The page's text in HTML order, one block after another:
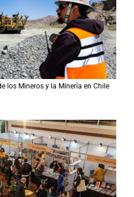
los Mineros y la Minería en Chile